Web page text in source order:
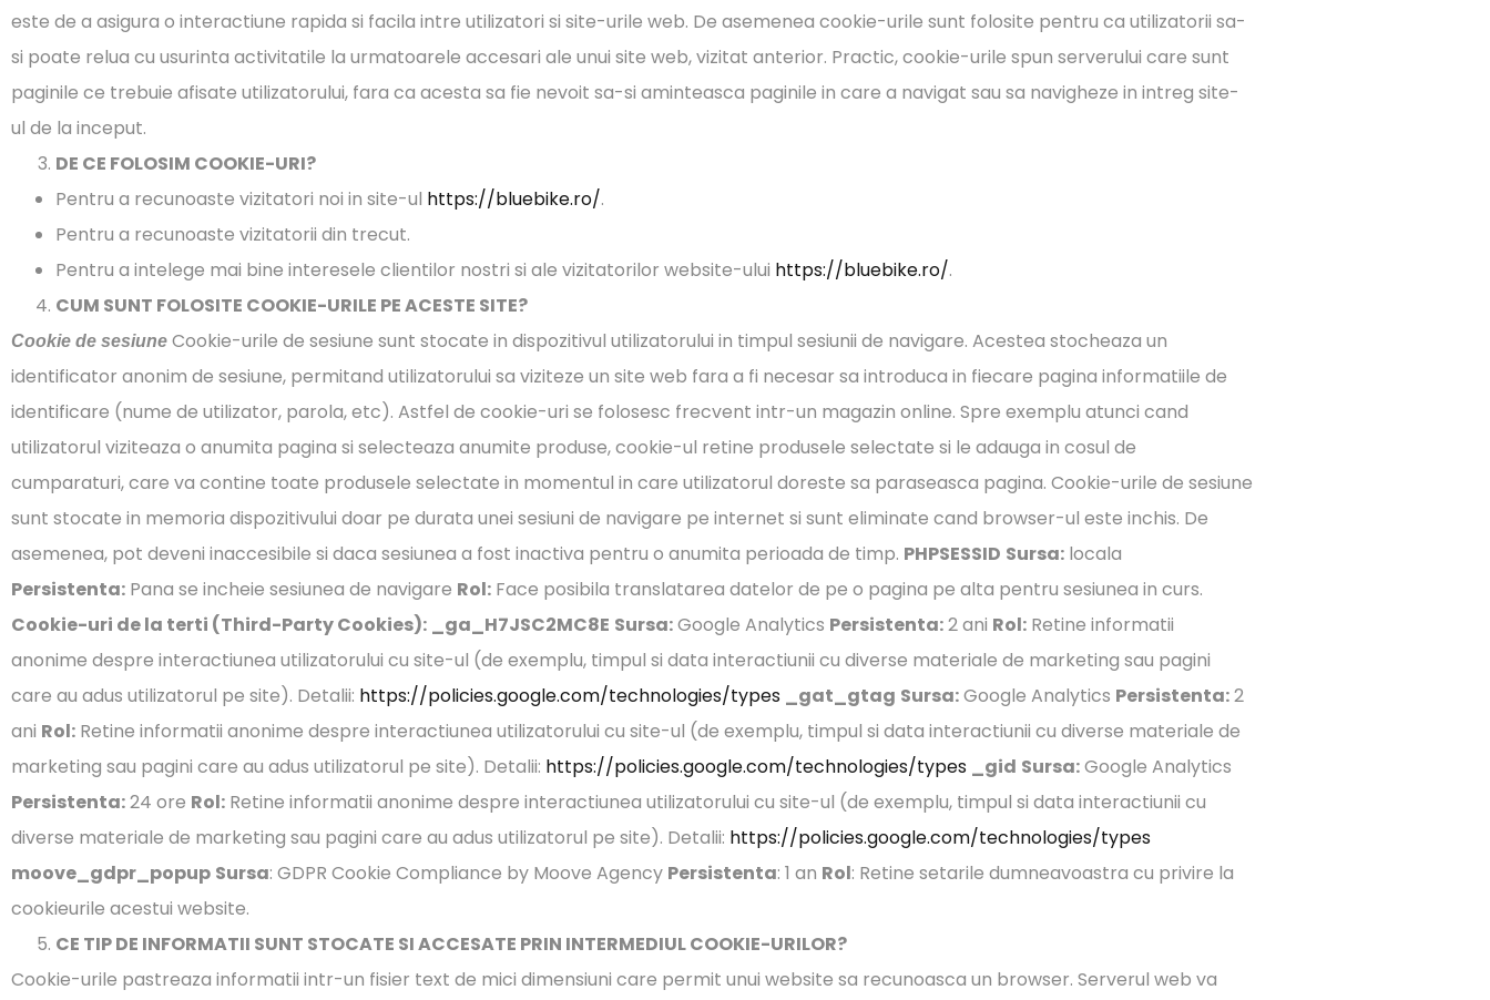
este de a asigura o interactiune rapida si facila intre utilizatori si site-urile web. De asemenea cookie-urile sunt folosite pentru ca utilizatorii sa-
si poate relua cu usurinta activitatile la urmatoarele accesari ale unui site web, vizitat anterior. Practic, cookie-urile spun serverului care sunt
paginile ce trebuie afisate utilizatorului, fara ca acesta sa fie nevoit sa-si aminteasca paginile in care a navigat sau sa navigheze in intreg site-
ul de la inceput.
DE CE FOLOSIM COOKIE-URI?
Pentru a recunoaste vizitatori noi in site-ul https://bluebike.ro/.
Pentru a recunoaste vizitatorii din trecut.
Pentru a intelege mai bine interesele clientilor nostri si ale vizitatorilor website-ului https://bluebike.ro/.
CUM SUNT FOLOSITE COOKIE-URILE PE ACESTE SITE?
Cookie de sesiune Cookie-urile de sesiune sunt stocate in dispozitivul utilizatorului in timpul sesiunii de navigare. Acestea stocheaza un
identificator anonim de sesiune, permitand utilizatorului sa viziteze un site web fara a fi necesar sa introduca in fiecare pagina informatiile de
identificare (nume de utilizator, parola, etc). Astfel de cookie-uri se folosesc frecvent intr-un magazin online. Spre exemplu atunci cand
utilizatorul viziteaza o anumita pagina si selecteaza anumite produse, cookie-ul retine produsele selectate si le adauga in cosul de
cumparaturi, care va contine toate produsele selectate in momentul in care utilizatorul doreste sa paraseasca pagina. Cookie-urile de sesiune
sunt stocate in memoria dispozitivului doar pe durata unei sesiuni de navigare pe internet si sunt eliminate cand browser-ul este inchis. De
asemenea, pot deveni inaccesibile si daca sesiunea a fost inactiva pentru o anumita perioada de timp. PHPSESSID Sursa: locala
Persistenta: Pana se incheie sesiunea de navigare Rol: Face posibila translatarea datelor de pe o pagina pe alta pentru sesiunea in curs.
Cookie-uri de la terti (Third-Party Cookies): _ga_H7JSC2MC8E Sursa:Google Analytics Persistenta:2 ani Rol: Retine informatii
anonime despre interactiunea utilizatorului cu site-ul (de exemplu, timpul si data interactiunii cu diverse materiale de marketing sau pagini
care au adus utilizatorul pe site). Detalii: https://policies.google.com/technologies/types _gat_gtag Sursa:Google Analytics Persistenta:2
ani Rol: Retine informatii anonime despre interactiunea utilizatorului cu site-ul (de exemplu, timpul si data interactiunii cu diverse materiale de
marketing sau pagini care au adus utilizatorul pe site). Detalii: https://policies.google.com/technologies/types _gid Sursa:Google Analytics
Persistenta:24 ore Rol: Retine informatii anonime despre interactiunea utilizatorului cu site-ul (de exemplu, timpul si data interactiunii cu
diverse materiale de marketing sau pagini care au adus utilizatorul pe site). Detalii: https://policies.google.com/technologies/types
moove_gdpr_popup Sursa: GDPR Cookie Compliance by Moove Agency Persistenta: 1 an Rol: Retine setarile dumneavoastra cu privire la
cookieurile acestui website.
CE TIP DE INFORMATII SUNT STOCATE SI ACCESATE PRIN INTERMEDIUL COOKIE-URILOR?
Cookie-urile pastreaza informatii intr-un fisier text de mici dimensiuni care permit unui website sa recunoasca un browser. Serverul web va